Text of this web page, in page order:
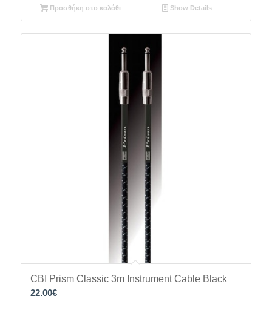
Προσθήκη στο καλάθι Show Details
CBI Prism Classic 3m Instrument Cable Black
22.00€